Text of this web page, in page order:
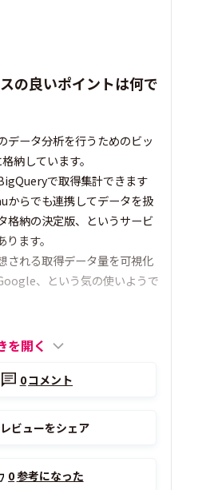
の良いポイントは何で
データ分析を行うためのビッ
納しています。
で取得集計できます
からでも連携してデータを扱
格納の決定版、というサービ
ます。
される取得データ量を可視化
、という気の使いようで
を開く
0コメント
レビューをシェア
0参考になった